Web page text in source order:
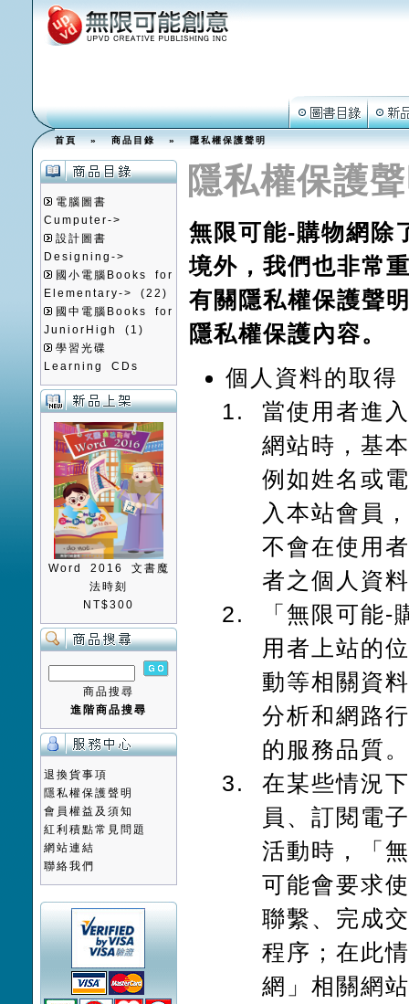
首頁»商品目錄»隱私權保護聲明
電腦圖書
Cumputer->
設計圖書
Designing->
國小電腦Books for
Elementary->
(22)
國中電腦Books for
JuniorHigh
(1)
學習光碟
Learning CDs
Word 2016 文書魔
法時刻
NT$300
商品搜尋
進階商品搜尋
退換貨事項
隱私權保護聲明
會員權益及須知
紅利積點常見問題
網站連結
聯絡我們
隱私權保護
無限可能-購物網除
境外，我們也非常
有關隱私權保護聲
隱私權保護內容。
個人資料的取得
當使用者進
網站時，基
例如姓名或
入本站會員
不會在使用
者之個人資
「無限可能
用者上站的
動等相關資
分析和網路
的服務品質。
在某些情況
員、訂閱電
活動時，「
可能會要求
聯繫、完成
程序；在此
網」相關網